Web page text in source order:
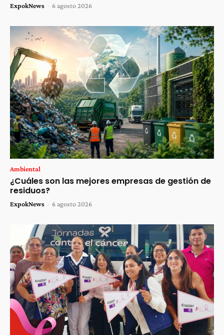
ExpokNews - 6 agosto 2026
Ambiental
¿Cuáles son las mejores empresas de gestión de
residuos?
ExpokNews - 6 agosto 2026